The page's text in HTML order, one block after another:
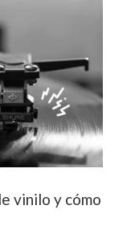
vinilo y cómo